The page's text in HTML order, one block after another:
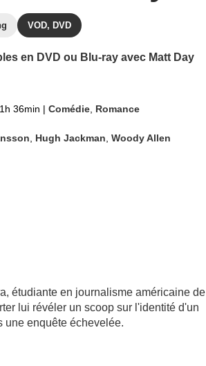
VOD, DVD
en DVD ou Blu-ray avec Matt Day
1h 36min | Comédie, Romance
Hugh Jackman Woody Allen
étudiante en journalisme américaine de
lui révéler un scoop sur l'identité d'un
une enquête échevelée.